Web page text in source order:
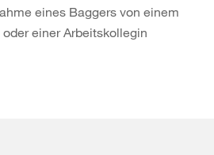
eines Baggers von einem
einer Arbeitskollegin